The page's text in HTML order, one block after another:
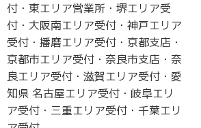
付・東エリア営業所・堺エリア受
付・大阪南エリア受付・神戸エリア
受付・播磨エリア受付・京都支店・
京都市エリア受付・奈良市支店・奈
良エリア受付・滋賀エリア受付・愛
知県 名古屋エリア受付・岐阜エリ
ア受付・三重エリア受付・千葉エリ